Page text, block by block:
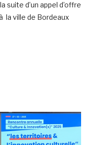
suite d’un appel d’offre
la ville de Bordeaux